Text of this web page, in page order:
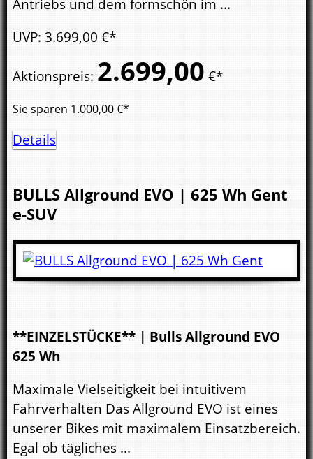
Antriebs und dem formschön im ...
UVP: 3.699,00 €*
Aktionspreis: 2.699,00 €*
Sie sparen 1.000,00€*
Details
BULLSAllground EVO | 625 Wh Gent
e-SUV
**EINZELSTÜCKE** | Bulls Allground EVO
625 Wh
Maximale Vielseitigkeit bei intuitivem
Fahrverhalten Das Allground EVO ist eines
unserer Bikes mit maximalem Einsatzbereich.
Egal ob tägliches ...